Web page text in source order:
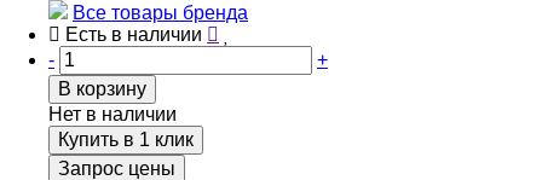
Все товары бренда
Есть в наличии
-
+
В корзину
Нет в наличии
Купить в 1 клик
Запрос цены